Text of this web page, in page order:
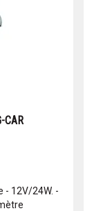
CAR
- 12V/24W. -